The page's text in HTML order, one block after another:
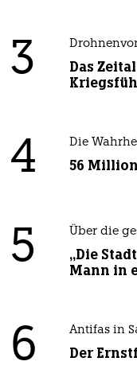
3
Das
4 Die
56
5 Über die
„Die
Mann in
6 Antifas in
Der